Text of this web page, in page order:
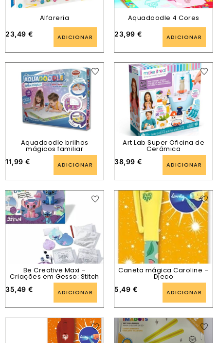
Alfareria
23,49 € ADICIONAR
Aquadoodle 4 Cores
23,99 € ADICIONAR
Aquadoodle brilhos
mágicos familiar
11,99 € ADICIONAR
Art Lab Super Oficina de
Cerâmica
38,99 € ADICIONAR
Be Creative Maxi –
Criações em Gesso: Stitch
35,49 € ADICIONAR
Caneta mágica Caroline –
Djeco
5,49 € ADICIONAR